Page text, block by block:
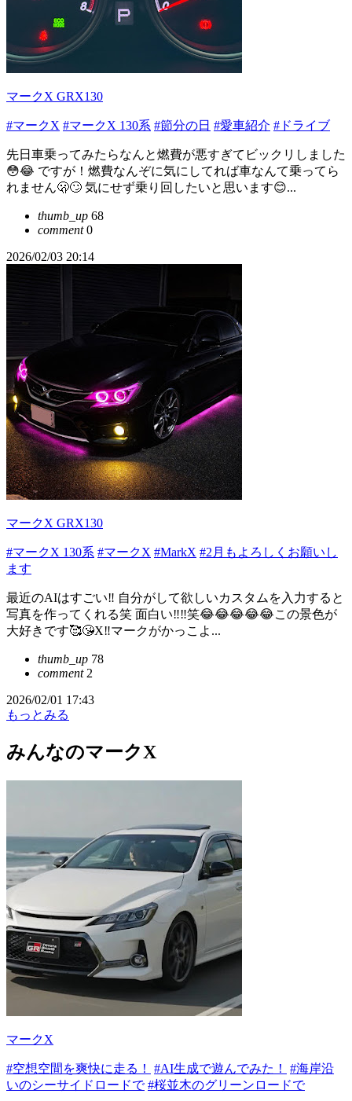
マークX GRX130
#マークX #マークX 130系 #節分の日 #愛車紹介 #ドライブ
先日車乗ってみたらなんと燃費が悪すぎてビックリしました
😳😂 ですが！燃費なんぞに気にしてれば車なんて乗ってら
れません🫢🙄 気にせず乗り回したいと思います😊...
thumb_up 68
comment0
2026/02/03 20:14
マークX GRX130
#マークX 130系 #マークX #MarkX #2月もよろしくお願いし
ます
最近のAIはすごい‼️ 自分がして欲しいカスタムを入力すると
写真を作ってくれる笑 面白い‼️‼️笑😂😂😂😂😂この景色が
大好きです🥰😘X‼️マークがかっこよ...
thumb_up 78
comment2
2026/02/01 17:43
もっとみる
みんなのマークX
マークX
#空想空間を爽快に走る！ #AI生成で遊んでみた！
#海岸沿
いのシーサイドロードで #桜並木のグリーンロードで